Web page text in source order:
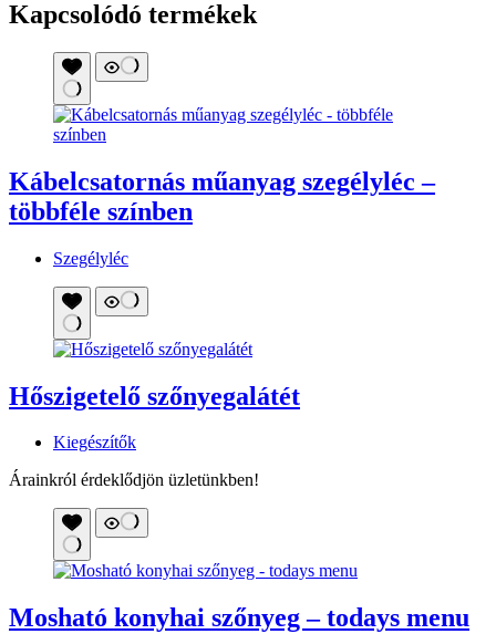
Kapcsolódó termékek
Kábelcsatornás műanyag szegélyléc –
többféle színben
Szegélyléc
Hőszigetelő szőnyegalátét
Kiegészítők
Árainkról érdeklődjön üzletünkben!
Mosható konyhai szőnyeg – todays menu